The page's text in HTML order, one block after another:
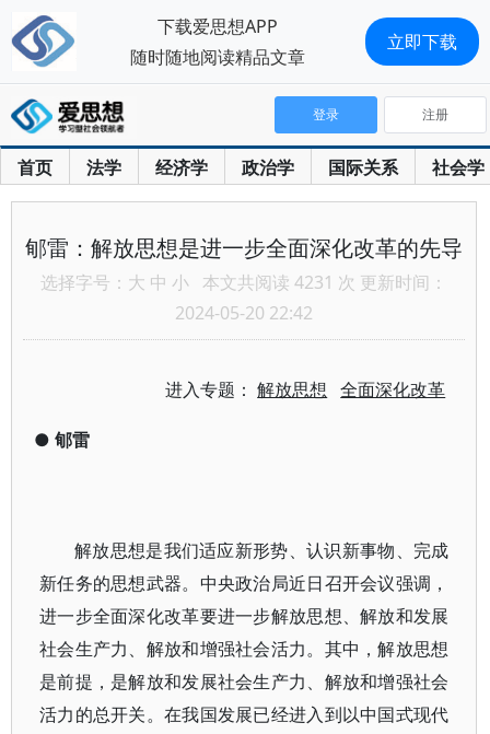
首页 法学 经济学 政治学 国际关系 社会学
登录 注册
郇雷：解放思想是进一步全面深化改革的先导
选择字号： 大 中 小 本文共阅读 4231 次 更新时间：
2024-05-20 22:42
进入专题：解放思想 全面深化改革
● 郇雷
解放思想是我们适应新形势、认识新事物、完成
新任务的思想武器。中央政治局近日召开会议强调，
进一步全面深化改革要进一步解放思想、解放和发展
社会生产力、解放和增强社会活力。其中，解放思想
是前提，是解放和发展社会生产力、解放和增强社会
活力的总开关。在我国发展已经进入到以中国式现代
下载爱思想APP
随时随地阅读精品文章
立即下载